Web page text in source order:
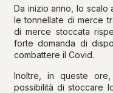
Da inizio anno, lo scalo
le tonnellate di merce
di merce stoccata
forte domanda di
combattere il Covid.
Inoltre, in queste
possibilità di stoccare